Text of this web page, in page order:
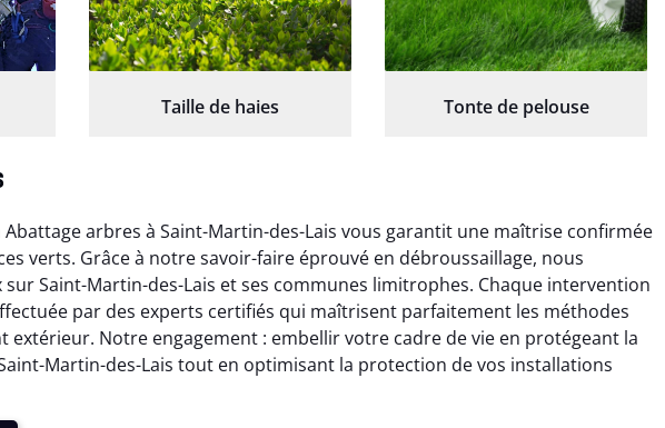
Taille de haies Tonte de pelouse
arbres à Saint-Martin-des-Lais vous garantit une maîtrise confirmée
verts. Grâce à notre savoir-faire éprouvé en débroussaillage, nous
Saint-Martin-des-Lais et ses communes limitrophes. Chaque intervention
par des experts certifiés qui maîtrisent parfaitement les méthodes
extérieur. Notre engagement : embellir votre cadre de vie en protégeant la
Martin-des-Lais tout en optimisant la protection de vos installations